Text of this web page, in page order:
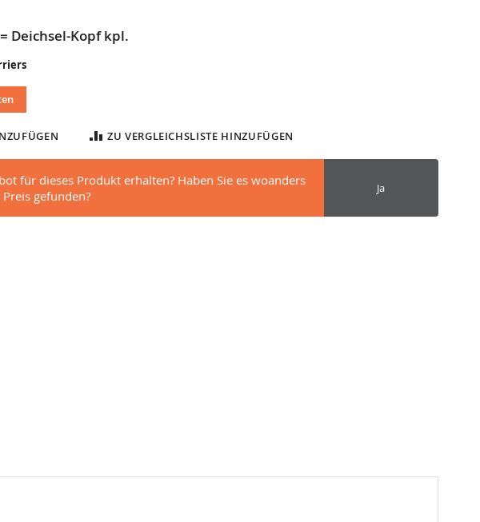
Deichsel-Kopf kpl.
ZU VERGLEICHSLISTE HINZUFÜGEN
für dieses Produkt erhalten? Haben Sie es woanders
gefunden?
Ja